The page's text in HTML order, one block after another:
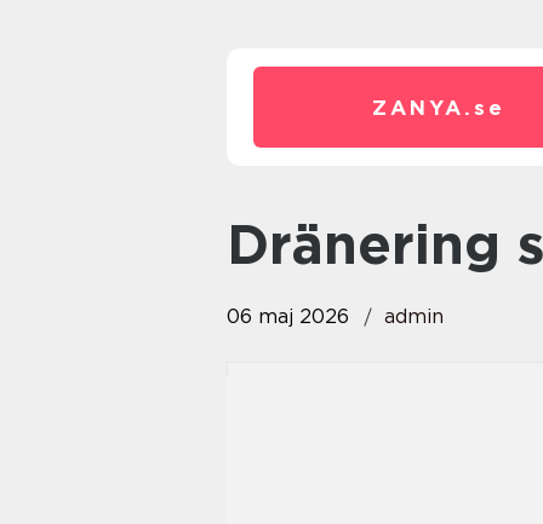
ZANYA. se
dränering
06 maj 2026 admin